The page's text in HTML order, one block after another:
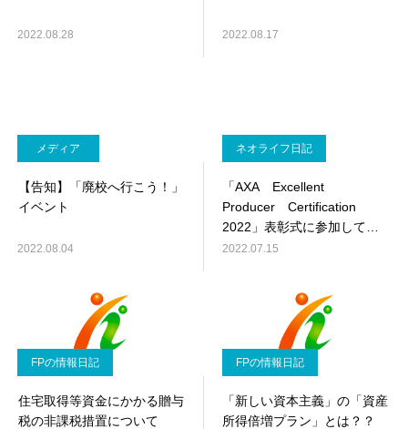
2022.08.28 2022.08.17
メディア
【告知】「廃校へ行こう！」
イベント
2022.08.04
ネオライフ日記
「AXA Excellent
Producer Certification
2022」表彰式に参加してき
ました！
2022.07.15
FPの情報日記
住宅取得等資金にかかる贈与
税の非課税措置について
FPの情報日記
「新しい資本主義」の「資産
所得倍増プラン」とは？？